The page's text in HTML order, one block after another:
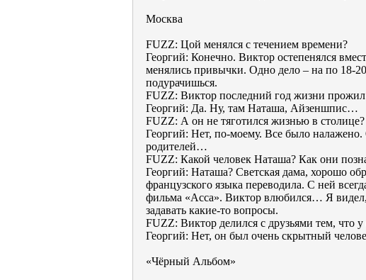
Москва
FUZZ: Цой менялся с течением времени?
Георгий: Конечно. Виктор остепенялся
менялись привычки. Одно дело – на по 18-
подурачишься.
FUZZ: Виктор последний год жизни
Георгий: Да. Ну, там Наташа, Айзеншпис…
FUZZ: А он не тяготился жизнью в столице?
Георгий: Нет, по-моему. Все было
родителей…
FUZZ: Какой человек Наташа? Как они
Георгий: Наташа? Светская дама, хорошо
французского языка переводила. С ней
фильма «Асса». Виктор влюбился… Я
задавать какие-то вопросы.
FUZZ: Виктор делился с друзьями тем, что
Георгий: Нет, он был очень скрытный
«Чёрный Альбом»